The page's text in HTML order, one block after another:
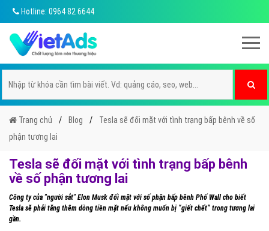
Hotline: 0964 82 6644
Trang chủ Blog
Tesla sẽ đối mặt với tình trạng bấp bênh về số
phận tương lai
Tesla sẽ đối mặt với tình trạng bấp bênh
về số phận tương lai
Công ty của "người sắt" Elon Musk đối mặt với số phận bấp bênh Phố Wall cho biết
Tesla sẽ phải tăng thêm dòng tiền mặt nếu không muốn bị “giết chết” trong tương lai
gần.